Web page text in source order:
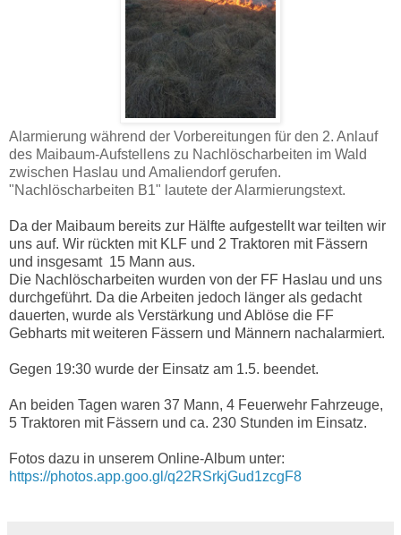
Alarmierung während der Vorbereitungen für den 2. Anlauf
des Maibaum-Aufstellens zu Nachlöscharbeiten im Wald
zwischen Haslau und Amaliendorf gerufen.
"Nachlöscharbeiten B1" lautete der Alarmierungstext.
Da der Maibaum bereits zur Hälfte aufgestellt war teilten wir
uns auf. Wir rückten mit KLF und 2 Traktoren mit Fässern
und insgesamt 15 Mann aus.
Die Nachlöscharbeiten wurden von der FF Haslau und uns
durchgeführt. Da die Arbeiten jedoch länger als gedacht
dauerten, wurde als Verstärkung und Ablöse die FF
Gebharts mit weiteren Fässern und Männern nachalarmiert.
Gegen 19:30 wurde der Einsatz am 1.5. beendet.
An beiden Tagen waren 37 Mann, 4 Feuerwehr Fahrzeuge,
5 Traktoren mit Fässern und ca. 230 Stunden im Einsatz.
Fotos dazu in unserem Online-Album unter:
https://photos.app.goo.gl/q22RSrkjGud1zcgF8